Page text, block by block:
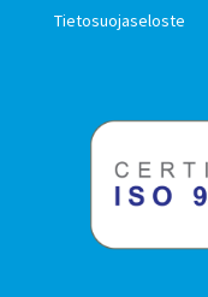
Tietosuojaseloste